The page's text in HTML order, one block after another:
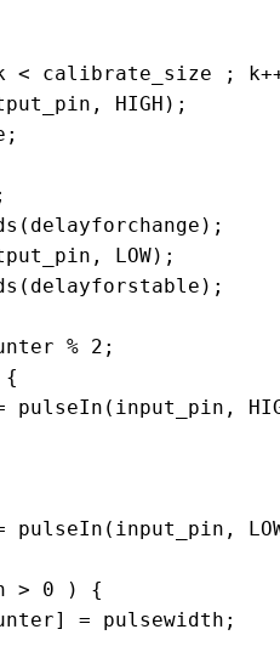
< calibrate_size ;
HIGH);
LOW);
% 2;
{
pulseIn(input_pin,
pulseIn(input_pin,
> 0 ) {
= pulsewidth;